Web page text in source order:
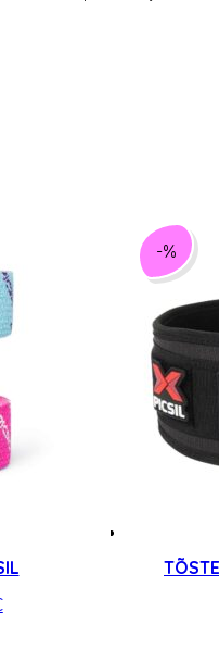
Praegune
-%